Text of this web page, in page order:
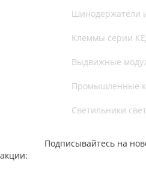
Шинодержатели
Клеммы серии
Выдвижные
Промышленные
Светильники
Подписывайтесь на
акции: